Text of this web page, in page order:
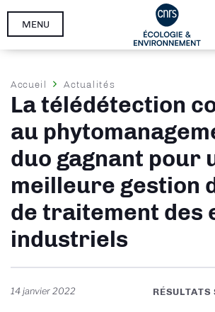
Aller
MENU
Fil
d'Ariane
Accueil Actualités
La télédétection
au
duo gagnant pour
meilleure gestion
de traitement des
industriels
14 janvier 2022